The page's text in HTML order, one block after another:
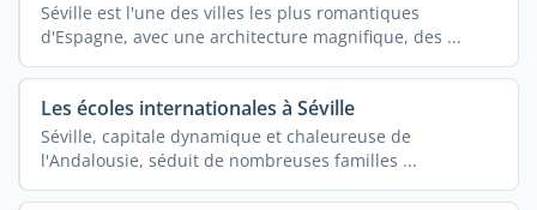
Séville est l'une des villes les plus romantiques
d'Espagne, avec une architecture magnifique, des ...
Les écoles internationales à Séville
Séville, capitale dynamique et chaleureuse de
l'Andalousie, séduit de nombreuses familles ...